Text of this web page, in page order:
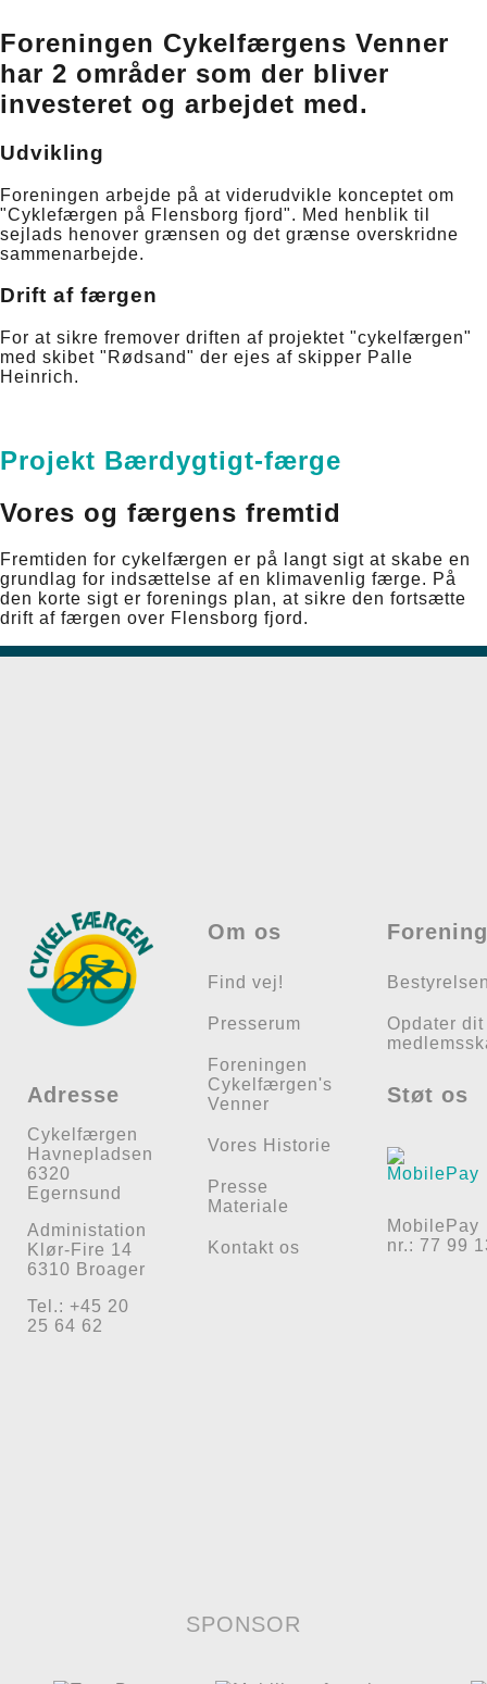
Foreningen Cykelfærgens Venner
har 2 områder som der bliver
investeret og arbejdet med.
Udvikling
Foreningen arbejde på at viderudvikle konceptet om
"Cyklefærgen på Flensborg fjord". Med henblik til
sejlads henover grænsen og det grænse overskridne
sammenarbejde.
Drift af færgen
For at sikre fremover driften af projektet "cykelfærgen"
med skibet "Rødsand" der ejes af skipper Palle
Heinrich.
Projekt Bærdygtigt-færge
Vores og færgens fremtid
Fremtiden for cykelfærgen er på langt sigt at skabe en
grundlag for indsættelse af en klimavenlig færge. På
den korte sigt er forenings plan, at sikre den fortsætte
drift af færgen over Flensborg fjord.
Adresse
Cykelfærgen
Havnepladsen
6320
Egernsund
Administation
Klør-Fire 14
6310 Broager
Tel.: +45 20
25 64 62
Om os
Find vej!
Presserum
Foreningen
Cykelfærgen's
Venner
Vores Historie
Presse
Materiale
Kontakt os
Forening
Opdater dit
Støt os
MobilePay
nr.: 77 99
SPONSOR